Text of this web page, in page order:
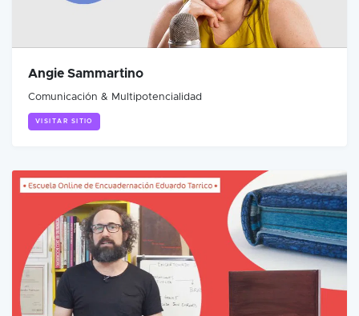
Angie Sammartino
Comunicación & Multipotencialidad
VISITAR SITIO